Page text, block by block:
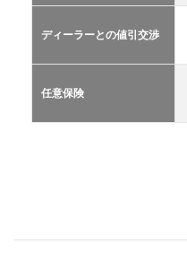
ング
2.4
ー
ディーラーとの値引交渉
任意保険